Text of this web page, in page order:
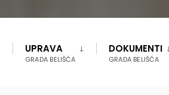
UPRAVA
GRADA BELIŠĆA
DOKUMENTI
GRADA BELIŠĆA